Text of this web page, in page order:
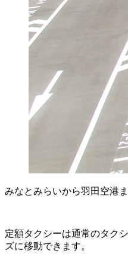
みなとみらいから羽田空港
定額タクシーは通常のタク
ズに移動できます。